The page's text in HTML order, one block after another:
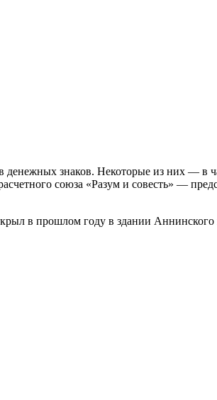
знаков. Некоторые из них — в
союза «Разум и совесть» —
в прошлом году в здании Аннинского